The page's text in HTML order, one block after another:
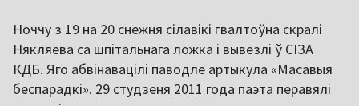
Ноччу з 19 на 20 снежня сілавікі гвалтоўна скралі
Някляева са шпітальнага ложка і вывезлі ў СІЗА
КДБ. Яго абвінавацілі паводле артыкула «Масавыя
беспарадкі». 29 студзеня 2011 года паэта перавялі